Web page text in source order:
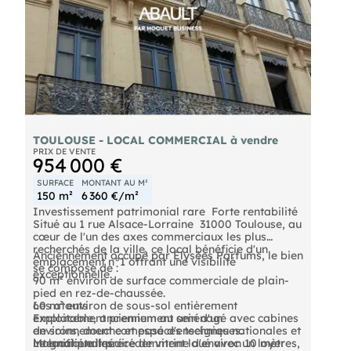
TOULOUSE - LOCAL COMMERCIAL à vendre
PRIX DE VENTE
954 000 €
SURFACE
150 m²
MONTANT AU M²
6 360 €/m²
Investissement patrimonial rare  Forte rentabilité
Situé au 1 rue Alsace-Lorraine  31000 Toulouse, au
cœur de l'un des axes commerciaux les plus
recherchés de la ville, ce local bénéficie d'un
emplacement n°1 offrant une visibilité
exceptionnelle.
Anciennement occupé par Élysées Parfums, le bien
se compose de :
90 m² environ de surface commerciale de plain-
pied en rez-de-chaussée.
60 m² environ de sous-sol entièrement
exploitable, anciennement aménagé avec cabines
de soins, douche et espaces techniques.
Magnifique linéaire de vitrine d'environ 10 mètres,
Les atouts
Emplacement premium au sein d'un
environnement composé d'enseignes nationales et
internationales.
Le local était précédemment loué avec un loyer